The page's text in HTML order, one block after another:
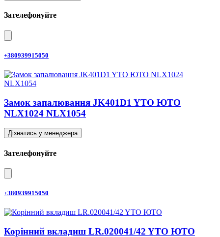
Зателефонуйте
+380939915050
Замок запалювання JK401D1 YTO ЮТО
NLX1024 NLX1054
Дізнатись у менеджера
Зателефонуйте
+380939915050
Корінний вкладиш LR.020041/42 YTO ЮТО